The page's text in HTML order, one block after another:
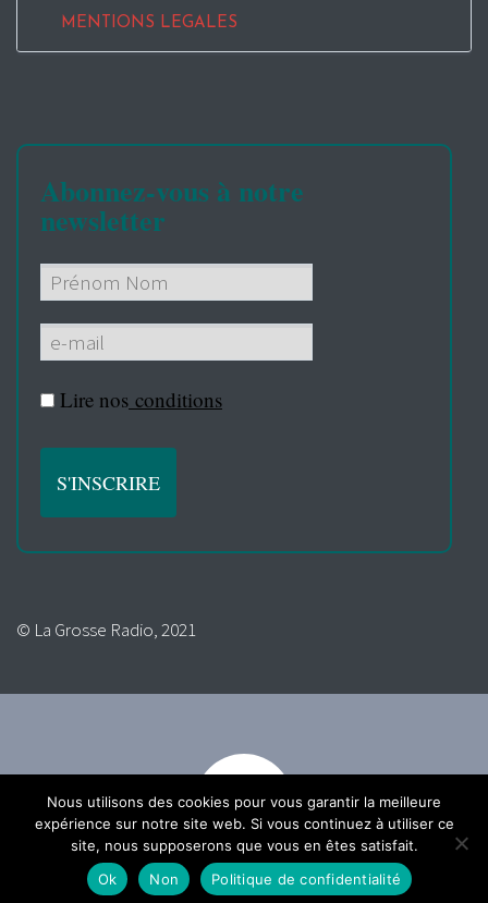
MENTIONS LEGALES
Abonnez-vous à notre
newsletter
Lire nos conditions
© La Grosse Radio, 2021
Nous utilisons des cookies pour vous garantir la meilleure
expérience sur notre site web. Si vous continuez à utiliser ce
site, nous supposerons que vous en êtes satisfait.
Ok
Non Politique de confidentialité